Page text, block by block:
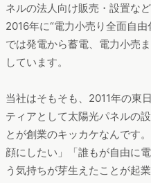
ネルの法人向け販売・設置な
2016年に“電力小売り全面自
では発電から蓄電、電力小売
しています。
当社はそもそも、2011年の東
ティアとして太陽光パネルの
とが創業のキッカケなんです
顔にしたい」「誰もが自由に
う気持ちが芽生えたことが起